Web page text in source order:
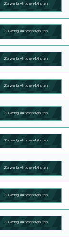
Zu wenig Aktionen/Minuten
Zu wenig Aktionen/Minuten
Zu wenig Aktionen/Minuten
Zu wenig Aktionen/Minuten
Zu wenig Aktionen/Minuten
Zu wenig Aktionen/Minuten
Zu wenig Aktionen/Minuten
Zu wenig Aktionen/Minuten
Zu wenig Aktionen/Minuten